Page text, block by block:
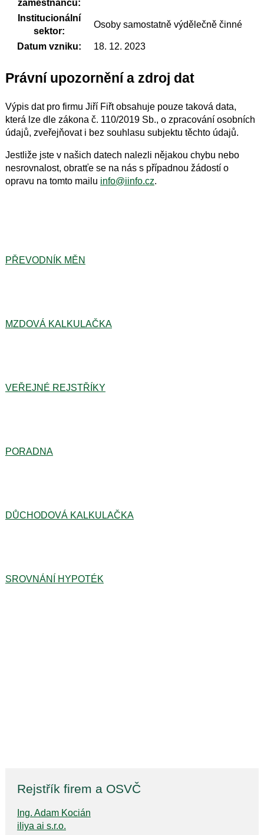
zaměstnanců:
Institucionální
sektor:
Osoby samostatně výdělečně činné
Datum vzniku: 18. 12. 2023
Právní upozornění a zdroj dat
Výpis dat pro firmu Jiří Fiřt obsahuje pouze taková data,
která lze dle zákona č. 110/2019 Sb., o zpracování osobních
údajů, zveřejňovat i bez souhlasu subjektu těchto údajů.
Jestliže jste v našich datech nalezli nějakou chybu nebo
nesrovnalost, obratťe se na nás s případnou žádostí o
opravu na tomto mailu info@iinfo.cz.
PŘEVODNÍK MĚN
MZDOVÁ KALKULAČKA
VEŘEJNÉ REJSTŘÍKY
PORADNA
DŮCHODOVÁ KALKULAČKA
SROVNÁNÍ HYPOTÉK
Rejstřík firem a OSVČ
Ing. Adam Kocián
iliya ai s.r.o.